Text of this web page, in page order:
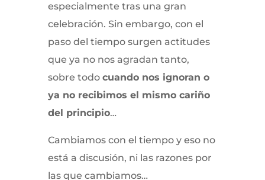
especialmente tras una gran
celebración. Sin embargo, con el
paso del tiempo surgen actitudes
que ya no nos agradan tanto,
sobre todo cuando nos ignoran o
ya no recibimos el mismo cariño
del principio…
Cambiamos con el tiempo y eso no
está a discusión, ni las razones por
las que cambiamos…